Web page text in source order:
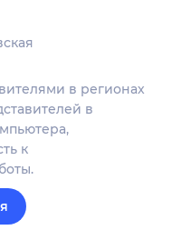
в регионах
в
к